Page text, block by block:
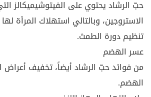
حبّ الرشاد يحتوي على الفيتوشيميكالز
الاستروجين، وبالتالي استهلاك المرأة
تنظيم دورة الطمث.
عسر الهضم
من فوائد حبّ الرشاد أيضاً، تخفيف
الهضم.